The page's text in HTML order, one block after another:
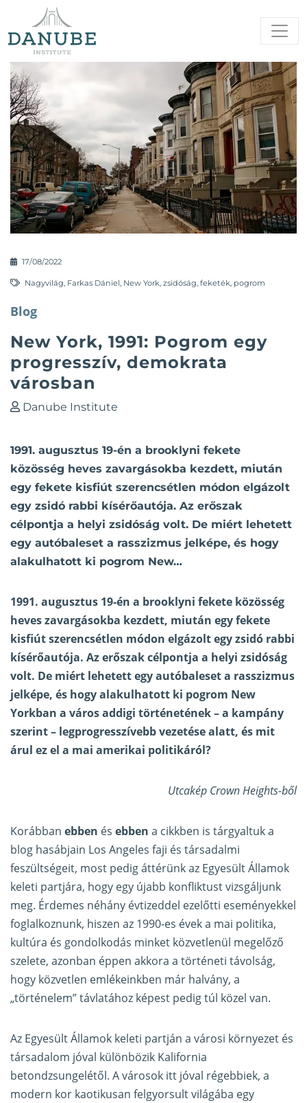
17/08/2022
Nagyvilág, Farkas Dániel, New York, zsidóság, feketék, pogrom
Blog
New York, 1991: Pogrom egy
progresszív, demokrata
városban
Danube Institute
1991. augusztus 19-én a brooklyni fekete
közösség heves zavargásokba kezdett, miután
egy fekete kisfiút szerencsétlen módon elgázolt
egy zsidó rabbi kísérőautója. Az erőszak
célpontja a helyi zsidóság volt. De miért lehetett
egy autóbaleset a rasszizmus jelképe, és hogy
alakulhatott ki pogrom New…
1991. augusztus 19-én a brooklyni fekete közösség
heves zavargásokba kezdett, miután egy fekete
kisfiút szerencsétlen módon elgázolt egy zsidó rabbi
kísérőautója. Az erőszak célpontja a helyi zsidóság
volt. De miért lehetett egy autóbaleset a rasszizmus
jelképe, és hogy alakulhatott ki pogrom New
Yorkban a város addigi történetének – a kampány
szerint – legprogresszívebb vezetése alatt, és mit
árul ez el a mai amerikai politikáról?
Utcakép Crown Heights-ből
Korábban ebben és ebben a cikkben is tárgyaltuk a
blog hasábjain Los Angeles faji és társadalmi
feszültségeit, most pedig áttérünk az Egyesült Államok
keleti partjára, hogy egy újabb konfliktust vizsgáljunk
meg. Érdemes néhány évtizeddel ezelőtti eseményekkel
foglalkoznunk, hiszen az 1990-es évek a mai politika,
kultúra és gondolkodás minket közvetlenül megelőző
szelete, azonban éppen akkora a történeti távolság,
hogy közvetlen emlékeinkben már halvány, a
„történelem” távlatához képest pedig túl közel van.
Az Egyesült Államok keleti partján a városi környezet és
társadalom jóval különbözik Kalifornia
betondzsungelétől. A városok itt jóval régebbiek, a
modern kor kaotikusan felgyorsult világába egy